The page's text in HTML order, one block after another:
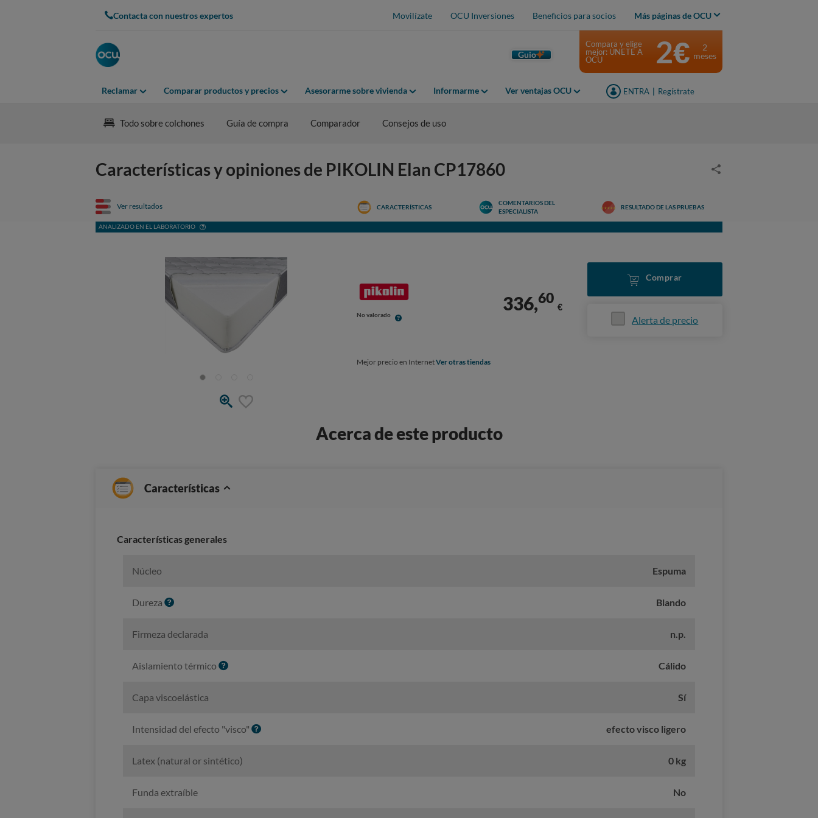
Contacta con nuestros expertos Movilízate OCU Inversiones Beneficios para socios Más páginas de OCU
Guio
Reclamar Comparar productos y precios Asesorarme sobre vivienda Informarme Ver ventajas OCU ENTRA Regístrate
Compara y elige
mejor: ÚNETE A
OCU
2€
2
meses
Todo sobre colchones Guía de compra Comparador Consejos de uso
Características y opiniones de PIKOLIN Elan CP17860
Ver resultados
ANALIZADO EN EL LABORATORIO
CARACTERÍSTICAS
COMENTARIOS DEL
ESPECIALISTA
RESULTADO DE LAS PRUEBAS
No valorado
336,60
€
Comprar
Alerta de precio
Mejor precio en InternetVer otras tiendas
Acerca de este producto
Características
Características generales
Núcleo Espuma
Dureza I
Blando
Firmeza declarada n.p.
Aislamiento térmico I
Cálido
Capa viscoelástica Sí
Intensidad del efecto "visco" I
efecto visco ligero
Latex (natural or sintético) 0 kg
Funda extraíble No